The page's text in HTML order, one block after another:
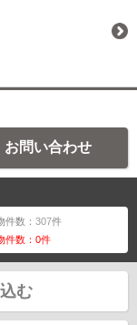
お問い合わせ
件数：307件
件数：0件
む